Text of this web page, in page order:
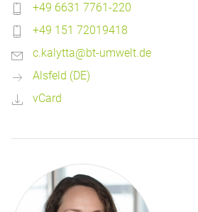
+49 6631 7761-220
+49 151 72019418
c.kalytta@bt-umwelt.de
Alsfeld (DE)
vCard